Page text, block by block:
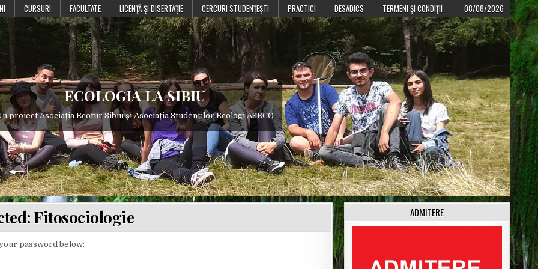
CURSURI FACULTATE LICENŢĂ ŞI DISERTAŢIE CERCURI STUDENȚEȘTI PRACTICI DESADICS TERMENI ŞI CONDIŢII 08/08/2026
ECOLOGIA LA SIBIU
proiect Asociația Ecotur Sibiu și Asociația Studenților Ecologi ASECO
Fitosociologie
password below:
ADMITERE